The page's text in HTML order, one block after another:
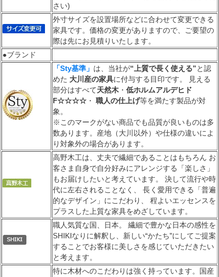
さい)
外寸サイズを設置場所などに合わせて変更できる
家具です。価格の変更がありますので、ご要望の
際は先にお見積りいたします。
●ブランド
「Sty基準」 は、当社が“上質で長く使える”と認
めた 大川産の家具に付与する目印です。 見える
部分はすべて天然木 ・ 低ホルムアルデヒド
F☆☆☆☆ ・ 職人の仕上げ等を満たす製品が対
象。
※このマークがない商品でも品質が良いものは多
数あります。産地（大川以外）や仕様の違いによ
り対象外の場合があります。
高野木工は、丈夫で繊細であることはもちろん お
客さま自身で自分好みにアレンジする「楽しさ」
もお届けしたいと考えています。 決して流行や時
代に左右されることなく、 長く愛用できる「普遍
的なデザイン」にこだわり、 程よいエッセンスを
プラスした上質な家具をめざしています。
職人気質な国、日本。 繊細で豊かな日本の感性を
SHIKIなりに解釈し、新しい“かたち”にしてご提案
することでお客様に美しさを感じていただきたい
と考えます。
特に木材へのこだわりは強く持っています。国産